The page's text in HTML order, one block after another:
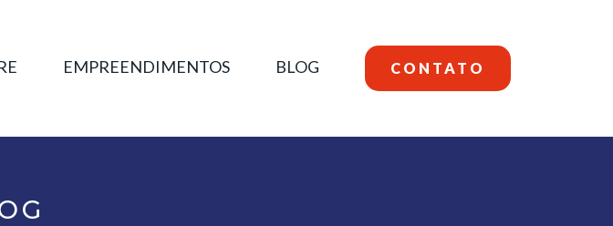
EMPREENDIMENTOS BLOG CONTATO